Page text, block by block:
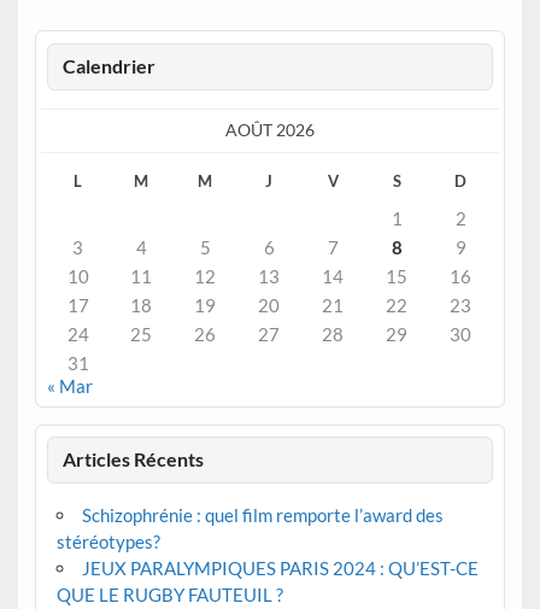
Calendrier
AOÛT 2026
L M M J V S D
1
2
3
4 5 6 7 8
9
10
11 12 13 14 15
16
17
18 19 20 21 22
23
24
25 26 27 28 29
30
31
« Mar
Articles Récents
Schizophrénie : quel film remporte l’award des
stéréotypes?
JEUX PARALYMPIQUES PARIS 2024 : QU’EST-CE
QUE LE RUGBY FAUTEUIL ?